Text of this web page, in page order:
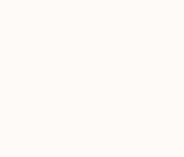
er?
seines
einige